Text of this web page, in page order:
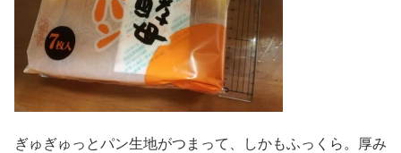
ぎゅぎゅっとパン生地がつまって、しかもふっくら。厚み